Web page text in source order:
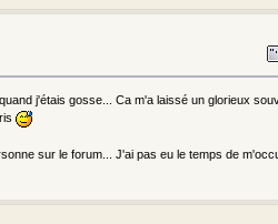
j'étais gosse... Ca m'a laissé un glorieux
sur le forum... J'ai pas eu le temps de